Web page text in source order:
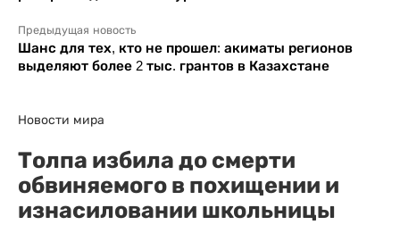
Предыдущая новость
Шанс для тех, кто не прошел: акиматы регионов
выделяют более 2 тыс. грантов в Казахстане
Новости мира
Толпа избила до смерти
обвиняемого в похищении и
изнасиловании школьницы